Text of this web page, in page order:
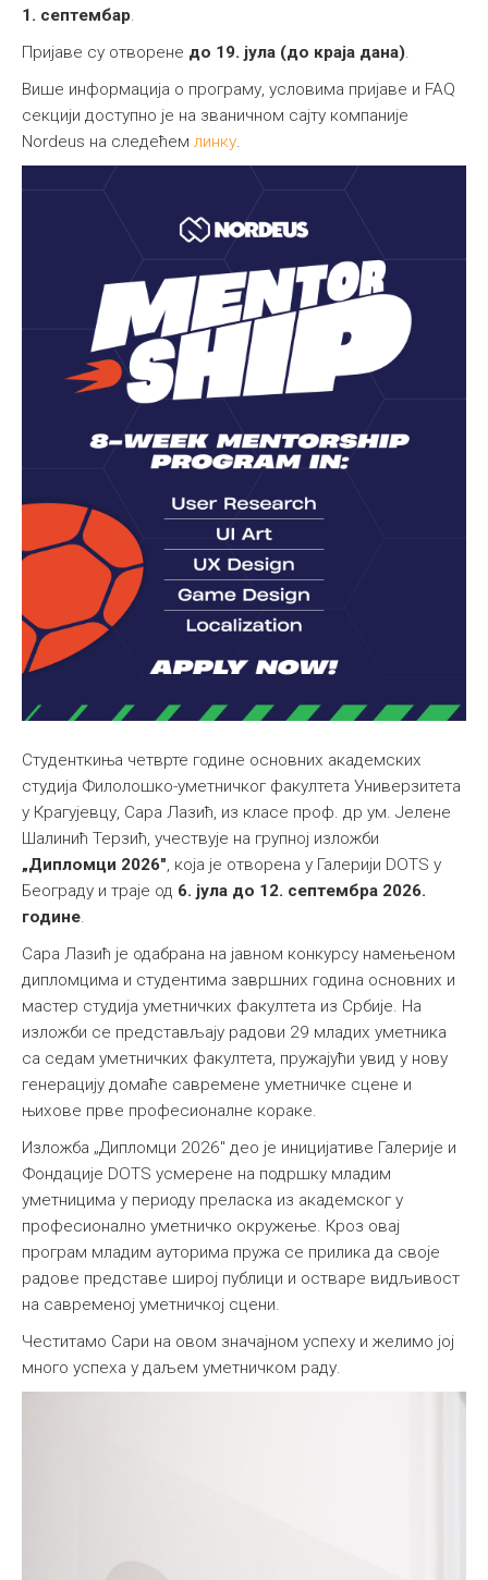
1. септембар.
Пријаве су отворене до 19. јула (до краја дана).
Више информација о програму, условима пријаве и FAQ
секцији доступно је на званичном сајту компаније
Nordeus на следећем линку.
Студенткиња четврте године основних академских
студија Филолошко-уметничког факултета Универзитета
у Крагујевцу, Сара Лазић, из класе проф. др ум. Јелене
Шалинић Терзић, учествује на групној изложби
„Дипломци 2026", која је отворена у Галерији DOTS у
Београду и траје од 6. јула до 12. септембра 2026.
године.
Сара Лазић је одабрана на јавном конкурсу намењеном
дипломцима и студентима завршних година основних и
мастер студија уметничких факултета из Србије. На
изложби се представљају радови 29 младих уметника
са седам уметничких факултета, пружајући увид у нову
генерацију домаће савремене уметничке сцене и
њихове прве професионалне кораке.
Изложба „Дипломци 2026" део је иницијативе Галерије и
Фондације DOTS усмерене на подршку младим
уметницима у периоду преласка из академског у
професионално уметничко окружење. Кроз овај
програм младим ауторима пружа се прилика да своје
радове представе широј публици и остваре видљивост
на савременој уметничкој сцени.
Честитамо Сари на овом значајном успеху и желимо јој
много успеха у даљем уметничком раду.